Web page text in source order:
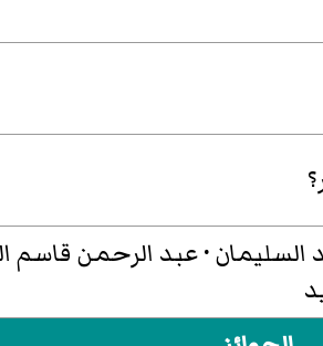
·عبد الرحمن